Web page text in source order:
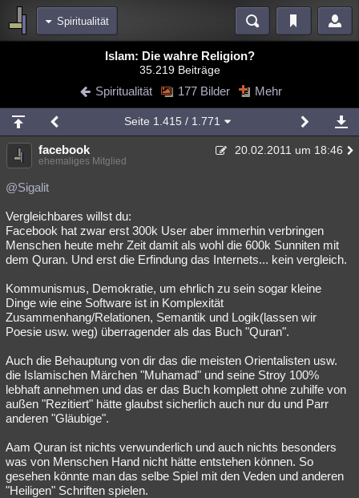
Spiritualität
Diskussionen Blogs Videos
Chat Wiki Neuigkeiten
meine Rubriken
Menschen Wissenschaft Mystery Kriminalfälle
Spiritualität
Natur Umfragen
weitere Rubriken
Philosophie Träume Orte Esoterik Literatur
Astronomie Helpdesk Gruppen Gaming Filme
Musik Clash Verbesserungen Allmystery English
Besucht Teilgenommen Alle Neue Geschlossen
Lesenswert Schlüsselwörter
Islam: Die wahre Religion?
35.219 Beiträge
Spiritualität 177 Bilder Mehr
Seite 1.415 / 1.771
facebook 20.02.2011 um 18:46
ehemaliges Mitglied
@Sigalit
Vergleichbares willst du:
Facebook hat zwar erst 300k User aber immerhin verbringen
Menschen heute mehr Zeit damit als wohl die 600k Sunniten mit
dem Quran. Und erst die Erfindung das Internets... kein vergleich.
Kommunismus, Demokratie, um ehrlich zu sein sogar kleine
Dinge wie eine Software ist in Komplexität
Zusammenhang/Relationen, Semantik und Logik(lassen wir
Poesie usw. weg) überragender als das Buch "Quran".
Auch die Behauptung von dir das die meisten Orientalisten usw.
die Islamischen Märchen "Muhamad" und seine Stroy 100%
lebhaft annehmen und das er das Buch komplett ohne zuhilfe von
außen "Rezitiert" hätte glaubst sicherlich auch nur du und Parr
anderen "Gläubige".
Aam Quran ist nichts verwunderlich und auch nichts besonders
was von Menschen Hand nicht hätte entstehen können. So
gesehen könnte man das selbe Spiel mit den Veden und anderen
"Heiligen" Schriften spielen.